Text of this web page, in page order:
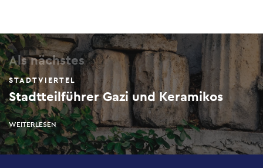
Als nächstes
STADTVIERTEL
Stadtteilführer Gazi und Keramikos
WEITERLESEN